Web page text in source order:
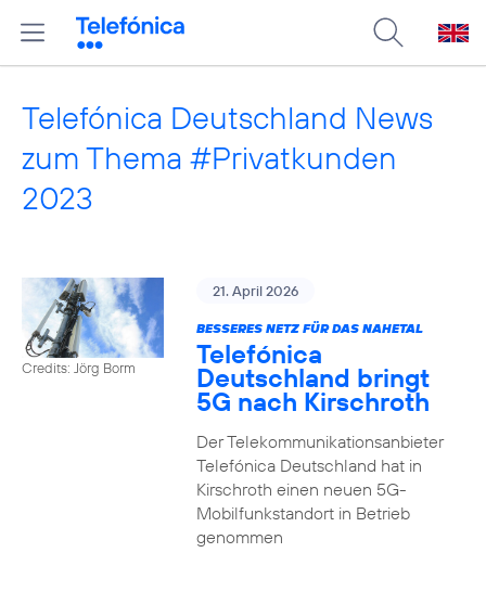
Telefónica Deutschland News
zum Thema #Privatkunden
2023
Credits: Jörg Borm
21. April 2026
BESSERES NETZ FÜR DAS NAHETAL
Telefónica
Deutschland bringt
5G nach Kirschroth
Der Telekommunikationsanbieter
Telefónica Deutschland hat in
Kirschroth einen neuen 5G-
Mobilfunkstandort in Betrieb
genommen